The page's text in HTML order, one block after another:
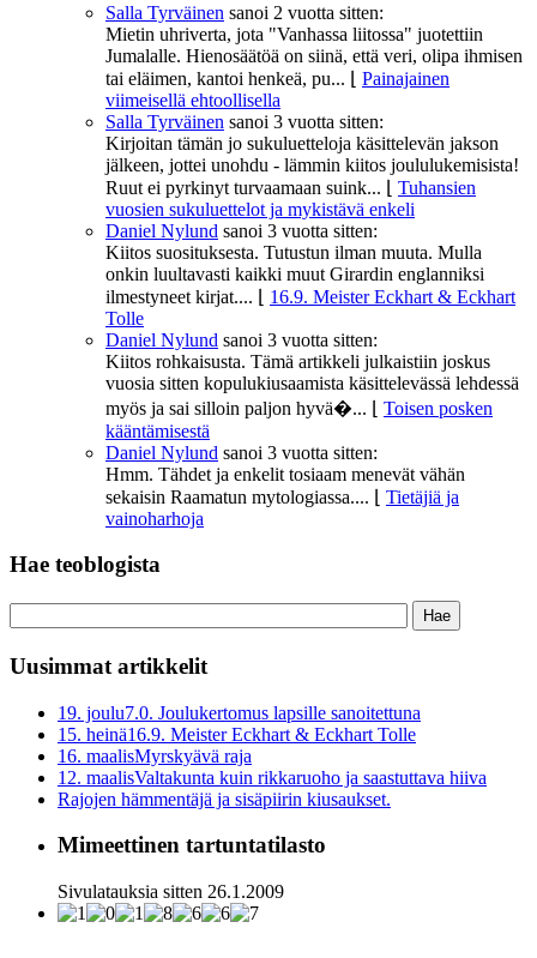
Salla Tyrväinen sanoi 2 vuotta sitten:
Mietin uhriverta, jota "Vanhassa liitossa" juotettiin
Jumalalle. Hienosäätöä on siinä, että veri, olipa ihmisen
tai eläimen, kantoi henkeä, pu...
Painajainen
viimeisellä ehtoollisella
Salla Tyrväinen sanoi 3 vuotta sitten:
Kirjoitan tämän jo sukuluetteloja käsittelevän jakson
jälkeen, jottei unohdu - lämmin kiitos joululukemisista!
Ruut ei pyrkinyt turvaamaan suink...
Tuhansien
vuosien sukuluettelot ja mykistävä enkeli
Daniel Nylund sanoi 3 vuotta sitten:
Kiitos suosituksesta. Tutustun ilman muuta. Mulla
onkin luultavasti kaikki muut Girardin englanniksi
ilmestyneet kirjat....
16.9. Meister Eckhart & Eckhart
Tolle
Daniel Nylund sanoi 3 vuotta sitten:
Kiitos rohkaisusta. Tämä artikkeli julkaistiin joskus
vuosia sitten kopulukiusaamista käsittelevässä lehdessä
myös ja sai silloin paljon hyvä�...
Toisen posken
kääntämisestä
Daniel Nylund sanoi 3 vuotta sitten:
Hmm. Tähdet ja enkelit tosiaam menevät vähän
sekaisin Raamatun mytologiassa....
Tietäjiä ja
vainoharhoja
Hae teoblogista
Uusimmat artikkelit
19. joulu7.0. Joulukertomus lapsille sanoitettuna
15. heinä16.9. Meister Eckhart & Eckhart Tolle
16. maalisMyrskyävä raja
12. maalisValtakunta kuin rikkaruoho ja saastuttava hiiva
Rajojen hämmentäjä ja sisäpiirin kiusaukset.
Mimeettinen tartuntatilasto
Sivulatauksia sitten 26.1.2009